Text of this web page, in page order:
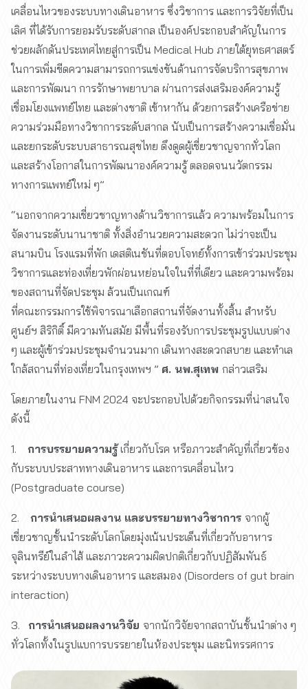
เคลื่อนไหวของระบบทางเดินอาหาร ซึ่งวิชาการ และการวิจัยที่เป็น
เลิศ ที่ได้รับการยอมรับระดับสากล เป็นองค์ประกอบสำคัญในการ
ช่วยผลักดันประเทศไทยสู่การเป็น Medical Hub ภายใต้ยุทธศาสตร์
ในการเพิ่มขีดความสามารถการแข่งขันด้านการจัดบริการสุขภาพ
และการพัฒนา การรักษาพยาบาล ผ่านการส่งเสริมองค์ความรู้
เชื่อมโยงแพทย์ไทย และต่างชาติ เข้าหากัน ด้วยการสร้างเครือข่าย
ความร่วมมือทางวิชาการระดับสากล นับเป็นการสร้างความเชื่อมั่น
และยกระดับระบบสาธารณสุขไทย ดึงดูดผู้เชี่ยวชาญจากทั่วโลก
และสร้างโอกาสในการพัฒนาองค์ความรู้ ตลอดจนนวัตกรรม
ทางการแพทย์ใหม่ ๆ”
“นอกจากความเชี่ยวชาญทางด้านวิชาการแล้ว ความพร้อมในการ
จัดงานระดับนานาชาติ ทั้งสิ่งอำนวยความสะดวก ไม่ว่าจะเป็น
สนามบิน โรงแรมที่พัก เดสติเนชันที่ตอบโจทย์ทั้งการเข้าร่วมประชุม
วิชาการและท่องเที่ยวพักผ่อนหย่อนใจในที่ที่เดียว และความพร้อม
ของสถานที่จัดประชุม ล้วนเป็นเกณฑ์
ที่คณะกรรมการใช้พิจารณาเลือกสถานที่จัดงานทั้งสิ้น สำหรับ
ศูนย์ฯ สิริกิติ์ มีความทันสมัย มีพื้นที่รองรับการประชุมรูปแบบต่าง
ๆ และผู้เข้าร่วมประชุมจำนวนมาก เดินทางสะดวกสบาย และทำเล
ใกล้สถานที่ท่องเที่ยวในกรุงเทพฯ ” ศ. นพ.สุเทพ กล่าวเสริม
โดยภายในงาน FNM 2024 จะประกอบไปด้วยกิจกรรมที่น่าสนใจ
ดังนี้
1. การบรรยายความรู้เกี่ยวกับโรค หรือภาวะสำคัญที่เกี่ยวข้อง
กับระบบประสาททางเดินอาหาร และการเคลื่อนไหว
(Postgraduate course)
2. การนำเสนอผลงาน และบรรยายทางวิชาการ จากผู้
เชี่ยวชาญชั้นนำระดับโลกโดยมุ่งเน้นประเด็นที่เกี่ยวกับอาหาร
จุลินทรีย์ในลำไส้ และภาวะความผิดปกติเกี่ยวกับปฏิสัมพันธ์
ระหว่างระบบทางเดินอาหาร และสมอง (Disorders of gut brain
interaction)
3. การนำเสนอผลงานวิจัย จากนักวิจัยจากสถาบันชั้นนำต่าง ๆ
ทั่วโลกทั้งในรูปแบการบรรยายในห้องประชุม และนิทรรศการ